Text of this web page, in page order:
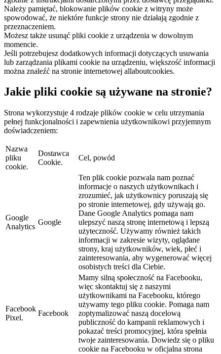
Należy pamiętać, blokowanie plików cookie z witryny może
spowodować, że niektóre funkcje strony nie działają zgodnie z
przeznaczeniem.
Możesz także usunąć pliki cookie z urządzenia w dowolnym
momencie.
Jeśli potrzebujesz dodatkowych informacji dotyczących usuwania
lub zarządzania plikami cookie na urządzeniu, większość informacji
można znaleźć na stronie internetowej allaboutcookies.
Jakie pliki cookie są używane na stronie?
Strona wykorzystuje 4 rodzaje plików cookie w celu utrzymania
pełnej funkcjonalności i zapewnienia użytkownikowi przyjemnym
doświadczeniem:
Nazwa
pliku
cookie.
Dostawca
Cookie.
Cel, powód
Google
Analytics
Google
Ten plik cookie pozwala nam poznać
informacje o naszych użytkownikach i
zrozumieć, jak użytkownicy poruszają się
po stronie internetowej, gdy używają go.
Dane Google Analytics pomaga nam
ulepszyć naszą stronę internetową i lepszą
użyteczność. Używamy również takich
informacji w zakresie wizyty, oglądane
strony, kraj użytkowników, wiek, płeć i
zainteresowania, aby wygenerować więcej
osobistych treści dla Ciebie.
Facebook
Pixel.
Facebook
Mamy silną społeczność na Facebooku,
więc skontaktuj się z naszymi
użytkownikami na Facebooku, którego
używamy tego pliku cookie. Pomaga nam
zoptymalizować naszą docelową
publiczność do kampanii reklamowych i
pokazać treści promocyjnej, która spełnia
twoje zainteresowania. Dowiedz się o pliku
cookie na Facebooku w oficjalna strona